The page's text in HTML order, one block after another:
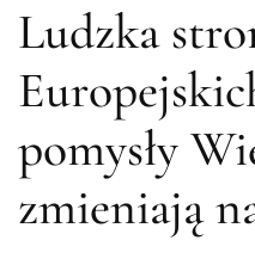
Ludzka
pomysły
zmieniają